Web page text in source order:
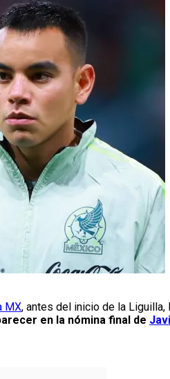
MX, antes del inicio de la
en la nómina final de